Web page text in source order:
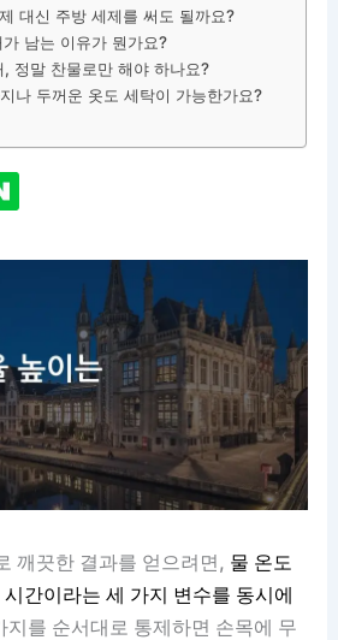
대신 주방 세제를 써도 될까요?
남는 이유가 뭔가요?
, 정말 찬물로만 해야 하나요?
나 두꺼운 옷도 세탁이 가능한가요?
깨끗한 결과를 얻으려면, 물 온도
시간이라는 세 가지 변수를 동시에
지를 순서대로 통제하면 손목에 무